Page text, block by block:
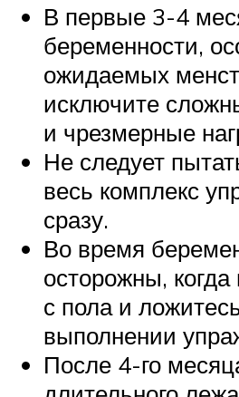
В первые 3-4
беременности,
ожидаемых
исключите
и чрезмерные
Не следует
весь комплекс
сразу.
Во время
осторожны,
с пола и
выполнении
После 4-го